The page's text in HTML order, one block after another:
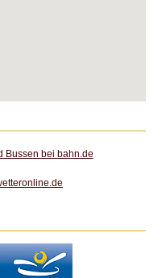
Bussen bei bahn.de